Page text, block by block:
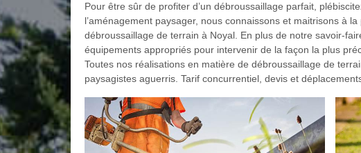
Pour être sûr de profiter d’un débroussaillage parfait,
l’aménagement paysager, nous connaissons et maitrisons à
débroussaillage de terrain à Noyal. En plus de notre savoir-
équipements appropriés pour intervenir de la façon la plus
Toutes nos réalisations en matière de débroussaillage de
paysagistes aguerris. Tarif concurrentiel, devis et